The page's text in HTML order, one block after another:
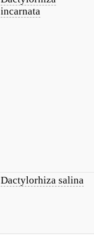
incarnata
Dactylorhiza salina